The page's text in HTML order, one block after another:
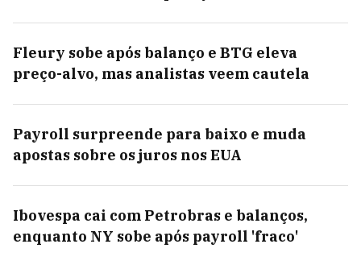
Fleury sobe após balanço e BTG eleva
preço-alvo, mas analistas veem cautela
Payroll surpreende para baixo e muda
apostas sobre os juros nos EUA
Ibovespa cai com Petrobras e balanços,
enquanto NY sobe após payroll 'fraco'